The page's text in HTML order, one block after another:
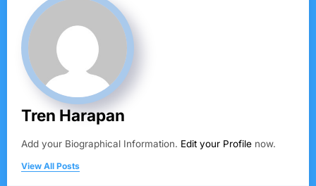
Tren Harapan
Add your Biographical Information. Edit your Profile now.
View All Posts